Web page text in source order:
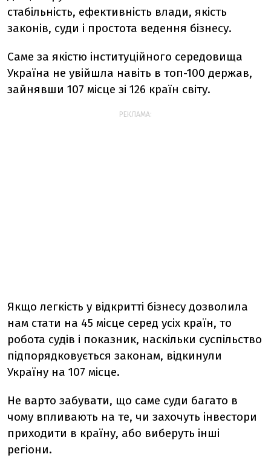
стабільність, ефективність влади, якість
законів, суди і простота ведення бізнесу.
Саме за якістю інституційного середовища
Україна не увійшла навіть в топ-100 держав,
зайнявши 107 місце зі 126 країн світу.
РЕКЛАМА:
Якщо легкість у відкритті бізнесу дозволила
нам стати на 45 місце серед усіх країн, то
робота судів і показник, наскільки суспільство
підпорядковується законам, відкинули
Україну на 107 місце.
Не варто забувати, що саме суди багато в
чому впливають на те, чи захочуть інвестори
приходити в країну, або виберуть інші
регіони.